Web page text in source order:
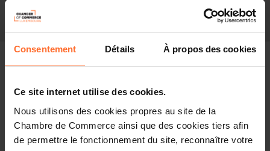
Consentement Détails À propos des cookies
Ce site internet utilise des cookies.
Nous utilisons des cookies propres au site de la
Chambre de Commerce ainsi que des cookies tiers afin
de permettre le fonctionnement du site, reconnaître votre
Partager cet article